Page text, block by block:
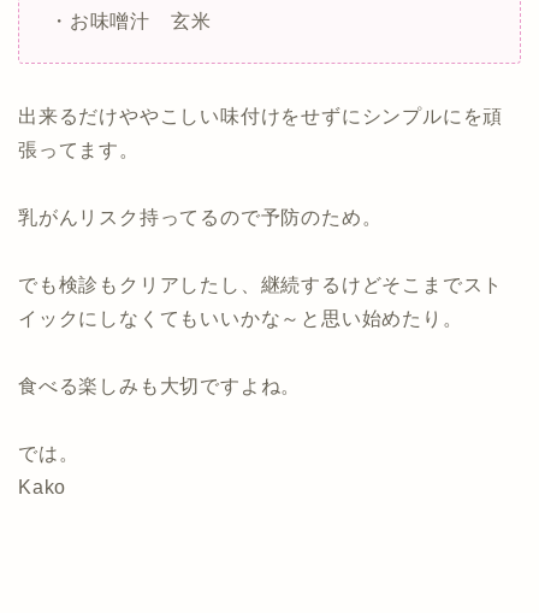
・お味噌汁 玄米
出来るだけややこしい味付けをせずにシンプルにを頑
張ってます。
乳がんリスク持ってるので予防のため。
でも検診もクリアしたし、継続するけどそこまでスト
イックにしなくてもいいかな～と思い始めたり。
食べる楽しみも大切ですよね。
では。
Kako